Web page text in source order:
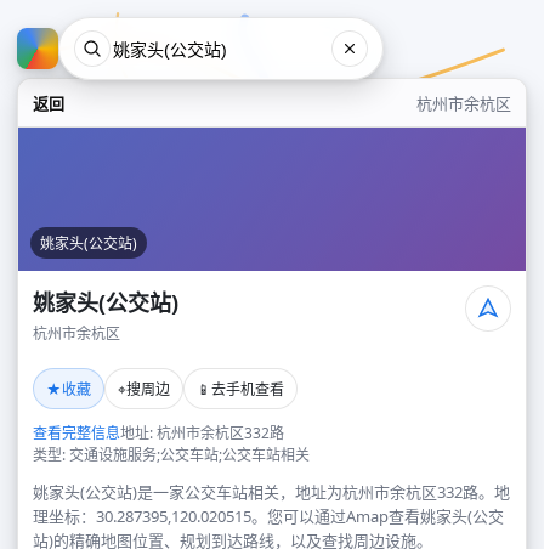
返回 杭州市余杭区
姚家头(公交站)
姚家头(公交站)
杭州市余杭区
★收藏 ⌖搜周边 📱 去手机查看
查看完整信息地址: 杭州市余杭区332路
类型: 交通设施服务;公交车站;公交车站相关
姚家头(公交站)是一家公交车站相关，地址为杭州市余杭区332路。地
理坐标：30.287395,120.020515。您可以通过Amap查看姚家头(公交
站)的精确地图位置、规划到达路线，以及查找周边设施。